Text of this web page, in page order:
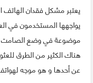
يعتبر مشكل فقدان الهاتف
يواجهها المستخدمون في
موضوعة في وضع الصامت
هناك الكثير من الطرق
عن أحدها و هو موجه